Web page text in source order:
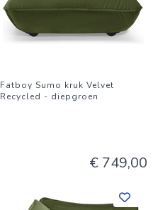
Fatboy Sumo kruk Velvet
Recycled - diepgroen
€ 749,00